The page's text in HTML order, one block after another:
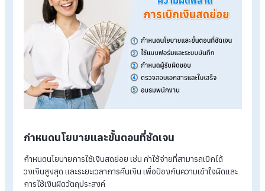
บริษัทควรมีผู้รับผิดชอบหลักในการดูแลเงินสดย่อยและตรวจสอบ
ใช้งานอย่างสม่ำเสมอเพื่อป้องกันการสูญหายหรือนำเงินใช้งานเกิ
ความล่าช้าในการเบิกและคืนเงิน
กำหนดระยะเวลาในการคืนเงินจากการใช้จ่ายและสร้างวินัยให้
แนวทางป้องกันความผิดพลาดในการเบิ
เงินสดย่อย